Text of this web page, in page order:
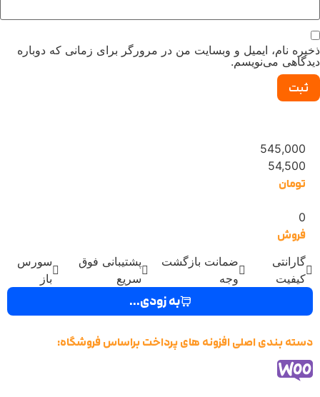
نام، ایمیل و وبسایت من در مرورگر برای زمانی که دوباره
می‌نویسم.
545,000
54,500
تومان
فروش
گارانتی
کیفیت
ضمانت بازگشت
وجه
پشتیبانی فوق
سریع
سورس
باز
به زودی...
دسته بندی اصلی افزونه های پرداخت براساس فروشگاه: